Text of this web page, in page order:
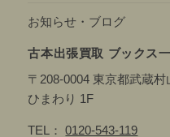
お知らせ・ブログ
古本出張買取 ブックス
〒208-0004 東京都武蔵
ひまわり 1F
TEL：0120-543-119